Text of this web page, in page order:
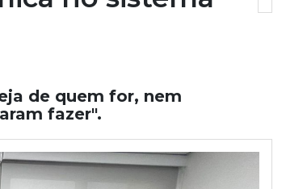
de quem for, nem
fazer".